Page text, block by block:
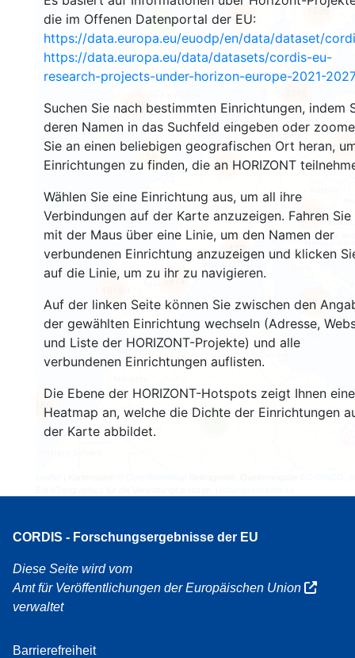
die im Offenen Datenportal der EU:
https://data.europa.eu/euodp/en/data/dataset/
https://data.europa.eu/data/datasets/cordis-eu-
research-projects-under-horizon-europe-2021-2027
Suchen Sie nach bestimmten Einrichtungen, indem
deren Namen in das Suchfeld eingeben oder
Sie an einen beliebigen geografischen Ort heran,
Einrichtungen zu finden, die an HORIZONT
Wählen Sie eine Einrichtung aus, um all ihre
Verbindungen auf der Karte anzuzeigen. Fahren Sie
mit der Maus über eine Linie, um den Namen der
verbundenen Einrichtung anzuzeigen und klicken
auf die Linie, um zu ihr zu navigieren.
Auf der linken Seite können Sie zwischen den
der gewählten Einrichtung wechseln (Adresse,
und Liste der HORIZONT-Projekte) und alle
verbundenen Einrichtungen auflisten.
Die Ebene der HORIZONT-Hotspots zeigt Ihnen eine
Heatmap an, welche die Dichte der Einrichtungen
der Karte abbildet.
160
9 263
891
5814
59
473
1576
18724
8912
2411
1526
CORDIS - Forschungsergebnisse der EU
Diese Seite wird vom
Amt für Veröffentlichungen der Europäischen Union
verwaltet
Barrierefreiheit